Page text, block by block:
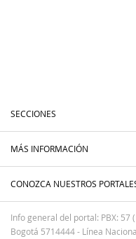
SECCIONES
MÁS INFORMACIÓN
CONOZCA NUESTROS
Info general del portal: PBX: 57
Bogotá 5714444 - Línea